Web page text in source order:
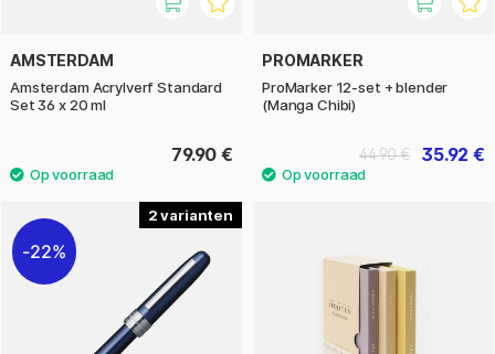
AMSTERDAM
Amsterdam Acrylverf Standard
Set 36 x 20 ml
79.90 €
PROMARKER
ProMarker 12-set + blender
(Manga Chibi)
35.92 €
44.90 €
2
22%